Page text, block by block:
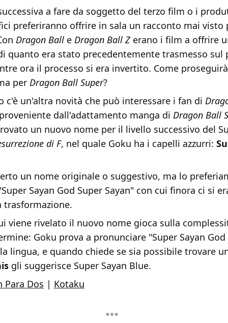
a fare da soggetto del terzo film o i
preferiranno offrire in sala un racconto mai visto
Dragon Ball e Dragon Ball Zerano i film a offrire
quanto era stato precedentemente trasmesso sul
ora il processo si era invertito. Come
per Dragon Ball Super?
c'è un'altra novità che può interessare i fan di
dall'adattamento manga di Dragon Ball
un nuovo nome per il livello successivo del
di F, nel quale Goku ha i capelli azzurri:
un nome originale o suggestivo, ma lo
Sayan God Super Sayan" con cui finora ci si
trasformazione.
viene rivelato il nuovo nome gioca sulla
Goku prova a pronunciare "Super Sayan God
lingua, e quando chiede se sia possibile trovare
gli suggerisce Super Sayan Blue.
Para Dos | Kotaku